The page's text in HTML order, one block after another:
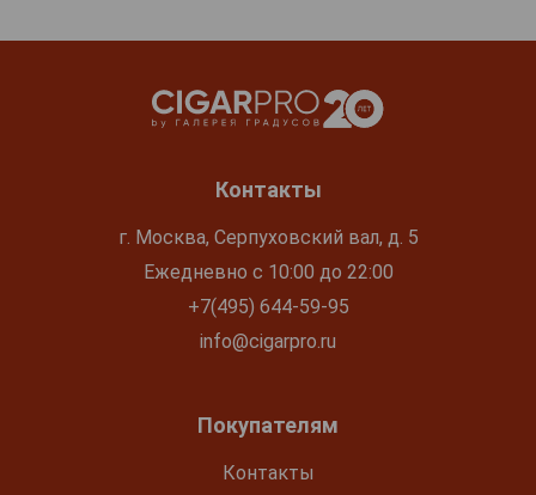
Контакты
г. Москва, Серпуховский вал, д. 5
Ежедневно с 10:00 до 22:00
+7(495) 644-59-95
info@cigarpro.ru
Покупателям
Контакты